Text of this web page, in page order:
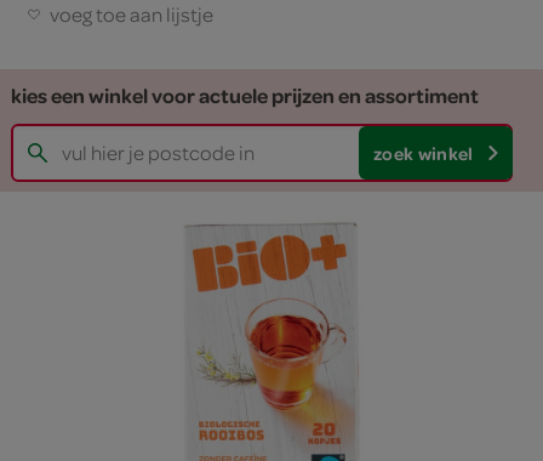
voeg toe aan lijstje
kies een winkel voor actuele prijzen en assortiment
zoek winkel